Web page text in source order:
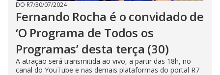
DO R7/30/07/2024
Fernando Rocha é o convidado de
‘O Programa de Todos os
Programas’ desta terça (30)
A atração será transmitida ao vivo, a partir das 18h, no
canal do YouTube e nas demais plataformas do portal R7